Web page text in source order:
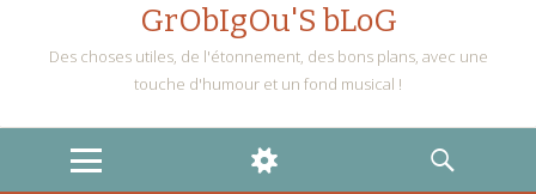
GrObIgOu'S bLoG
Des choses utiles, de l'étonnement, des bons plans, avec une
touche d'humour et un fond musical !
MENU
WIDGETS
RECHERCHE